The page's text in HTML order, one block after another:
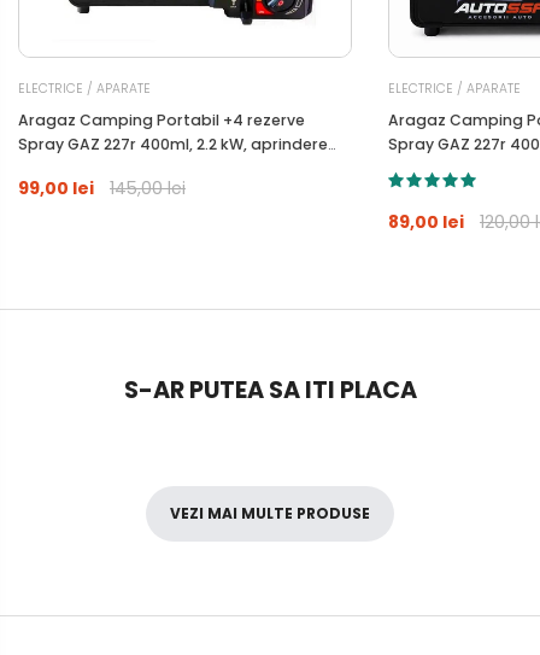
ELECTRICE / APARATE
Aragaz Camping Portabil +4 rezerve
Spray GAZ 227r 400ml, 2.2 kW, aprindere
99,00 lei 145,00 lei
ELECTRICE / APARATE
Aragaz Camping
Spray GAZ 227r
automata piezo
89,00 lei 120,00
S-AR PUTEA SA ITI PLACA
VEZI MAI MULTE PRODUSE